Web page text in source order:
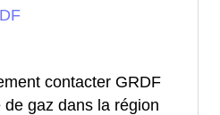
contacter GRDF
gaz dans la région